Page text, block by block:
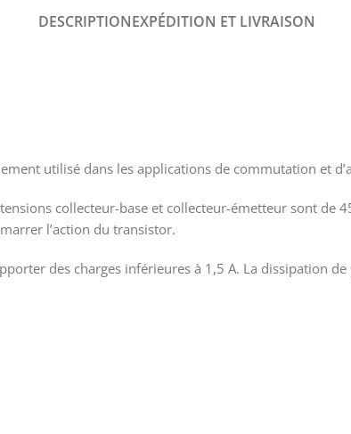
DESCRIPTIONEXPÉDITION ET LIVRAISON
utilisé dans les applications de commutation et
collecteur-base et collecteur-émetteur sont de
l’action du transistor.
des charges inférieures à 1,5 A. La dissipation